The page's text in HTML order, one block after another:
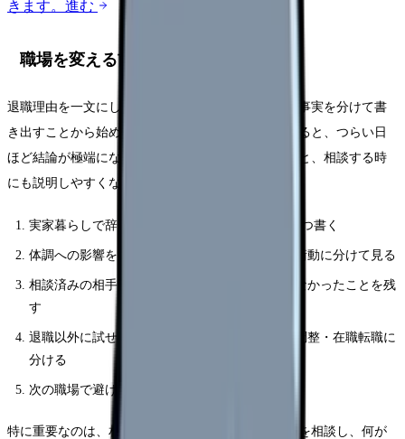
きます。 進む
職場を変える前に確認する5項目
退職理由を一文にし、体調・勤務条件・相談済みの事実を分けて書
き出すことから始めてください。頭の中だけで考えると、つらい日
ほど結論が極端になります。紙やメモアプリに残すと、相談する時
にも説明しやすくなります。
実家暮らしで辞めたいと思った具体的な場面を3つ書く
体調への影響を、睡眠・食欲・涙・動悸・欠勤衝動に分けて見る
相談済みの相手、返答、変わったこと・変わらなかったことを残
す
退職以外に試せる選択肢を、休職・異動・勤務調整・在職転職に
分ける
次の職場で避けたい条件を3つに絞る
特に重要なのは、相談の有無ではなく「具体的に何を相談し、何が